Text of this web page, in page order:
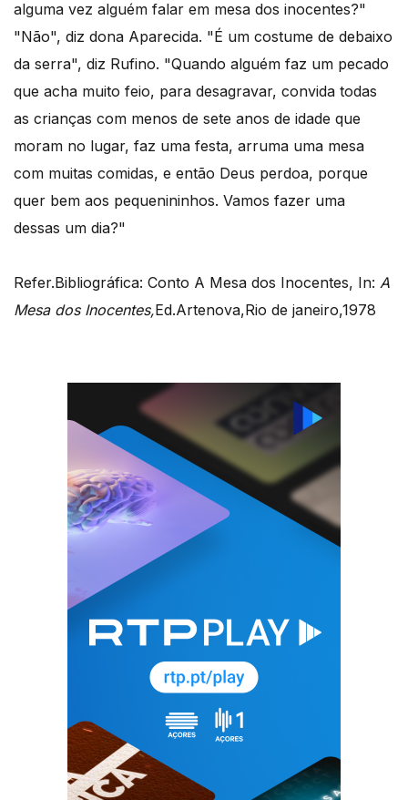
alguma vez alguém falar em mesa dos inocentes?"
"Não", diz dona Aparecida. "É um costume de debaixo
da serra", diz Rufino. "Quando alguém faz um pecado
que acha muito feio, para desagravar, convida todas
as crianças com menos de sete anos de idade que
moram no lugar, faz uma festa, arruma uma mesa
com muitas comidas, e então Deus perdoa, porque
quer bem aos pequenininhos. Vamos fazer uma
dessas um dia?"
Refer.Bibliográfica: Conto A Mesa dos Inocentes, In: A
Mesa dos Inocentes,Ed.Artenova,Rio de janeiro,1978